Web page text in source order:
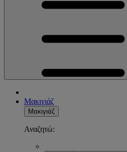
Μακιγιάζ
Μακιγιάζ
Αναζητώ: